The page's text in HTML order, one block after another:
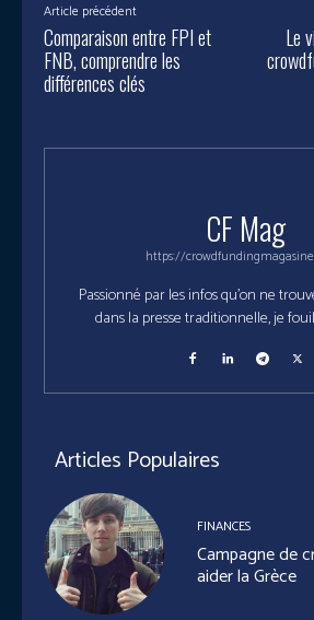
Article précédent
Comparaison entre FPI et
FNB, comprendre les
différences clés
Le
CF Mag
https://
Passionné par les infos qu'on ne
dans la presse traditionnelle, je
Articles Populaires
FINANCES
Campagne de
aider la Grèce